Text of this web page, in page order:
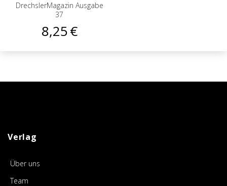
DrechslerMagazin Ausgabe
37
8,25€
Verlag
Über uns
Team